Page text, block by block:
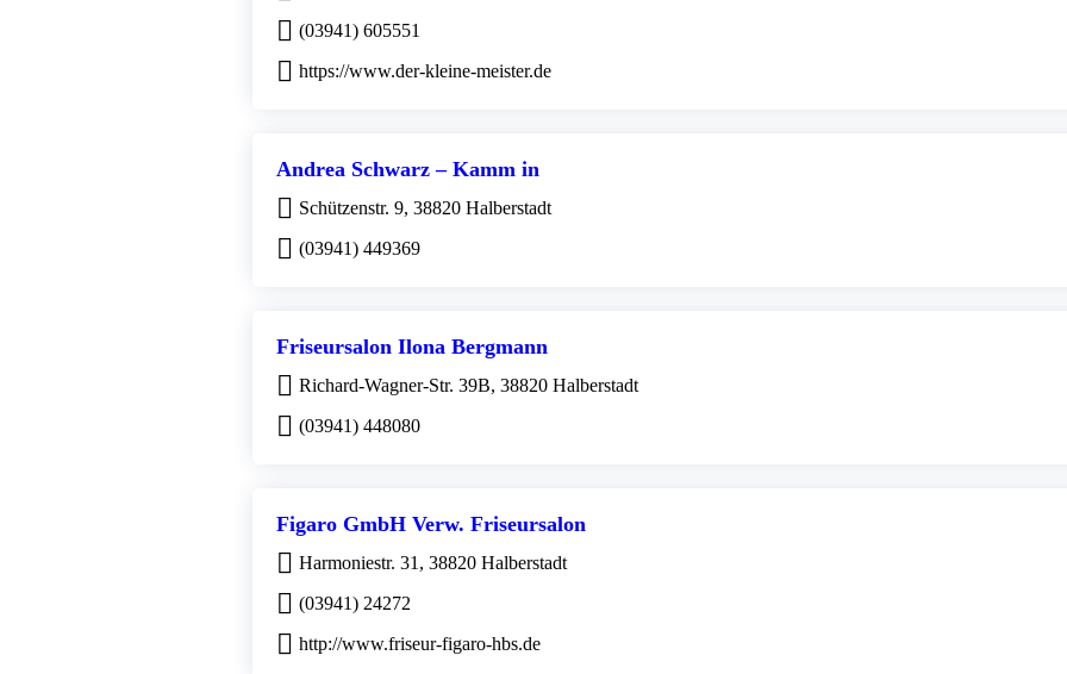
(03941) 605551
https://www.der-kleine-meister.de
Andrea Schwarz – Kamm in
Schützenstr. 9, 38820 Halberstadt
(03941) 449369
Friseursalon Ilona Bergmann
Richard-Wagner-Str. 39B, 38820 Halberstadt
(03941) 448080
Figaro GmbH Verw. Friseursalon
Harmoniestr. 31, 38820 Halberstadt
(03941) 24272
http://www.friseur-figaro-hbs.de